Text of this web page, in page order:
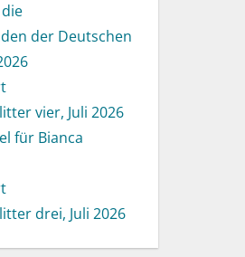
der Deutschen
vier, Juli 2026
für Bianca
drei, Juli 2026